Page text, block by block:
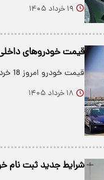
۱۹ خرداد ۱۴۰۵
قیمت خودروهای داخلی و
قیمت خودرو امروز 18 خرداد 1405 از سوی بنگاه‌های معاملاتی اعلام شد.
۱۸ خرداد ۱۴۰۵
شرایط جدید ثبت نام خودرو در